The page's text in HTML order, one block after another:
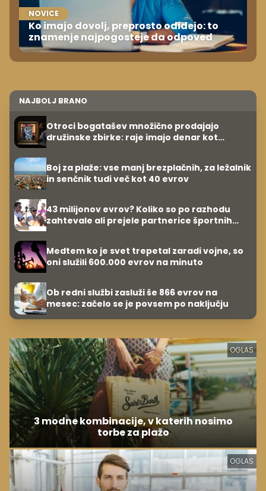
NOVICE
Ko imajo dovolj, preprosto odidejo: to
znamenje najpogosteje da odpoved
NAJBOLJ BRANO
Otroci bogatašev množično prodajajo
družinske zbirke: raje imajo denar kot
Boj za plaže: vse manj brezplačnih, za ležalnik
in senčnik tudi več kot 40 evrov
43 milijonov evrov? Koliko so po razhodu
zahtevale ali prejele partnerice športnih
Medtem ko je svet trepetal zaradi vojne, so
oni služili 600.000 evrov na minuto
Ob redni službi zasluži še 866 evrov na
mesec: začelo se je povsem po naključju
OGLAS
3 modne kombinacije, v katerih nosimo
torbe za plažo
OGLAS